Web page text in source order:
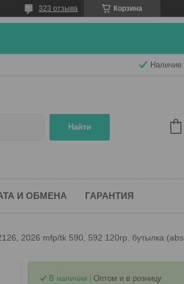
Корзина
323 отзыва
Наличие
Найти
И ОБМЕНА ГАРАНТИЯ
В наличии
Оптом и в розницу